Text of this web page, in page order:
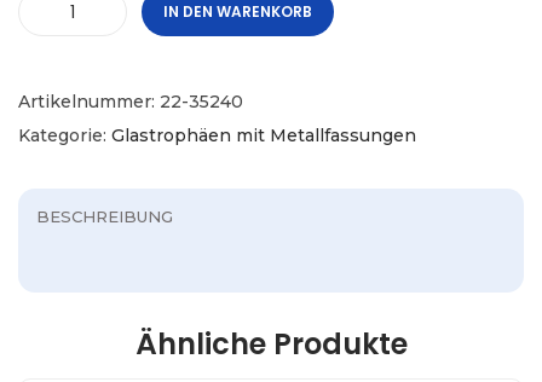
IN DEN WARENKORB
Artikelnummer: 22-35240
Kategorie: Glastrophäen mit Metallfassungen
BESCHREIBUNG
Ähnliche Produkte